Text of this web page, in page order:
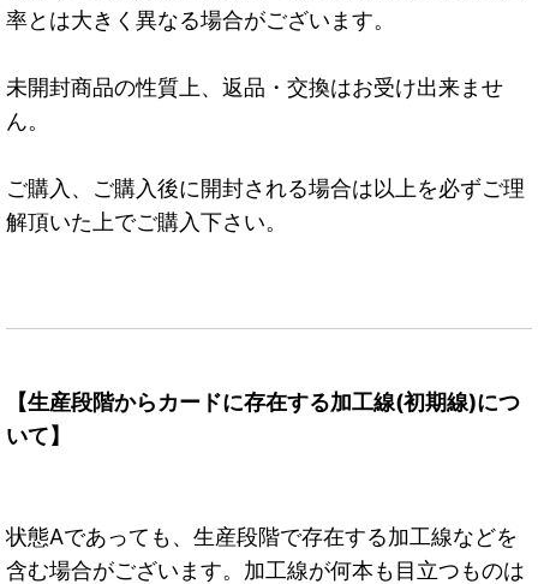
率とは大きく異なる場合がございます。
未開封商品の性質上、返品・交換はお受け出来ませ
ん。
ご購入、ご購入後に開封される場合は以上を必ずご理
解頂いた上でご購入下さい。
【生産段階からカードに存在する加工線(初期線)につ
いて】
状態Aであっても、生産段階で存在する加工線などを
含む場合がございます。加工線が何本も目立つものは